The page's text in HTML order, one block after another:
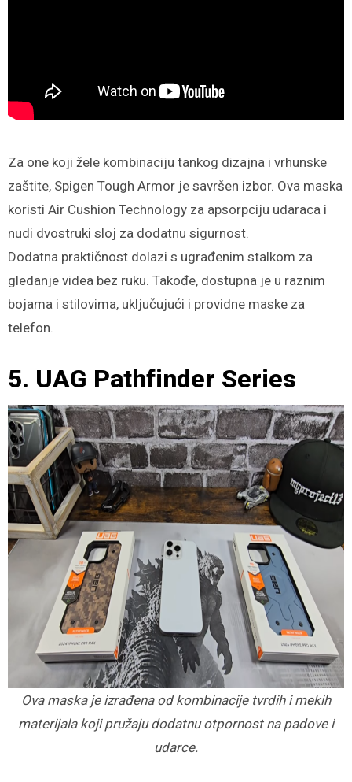
Za one koji žele kombinaciju tankog dizajna i vrhunske
zaštite, Spigen Tough Armor je savršen izbor. Ova maska
koristi Air Cushion Technology za apsorpciju udaraca i
nudi dvostruki sloj za dodatnu sigurnost.
Dodatna praktičnost dolazi s ugrađenim stalkom za
gledanje videa bez ruku. Takođe, dostupna je u raznim
bojama i stilovima, uključujući i providne maske za
telefon.
5. UAG Pathfinder Series
Ova maska je izrađena od kombinacije tvrdih i mekih
materijala koji pružaju dodatnu otpornost na padove i
udarce.